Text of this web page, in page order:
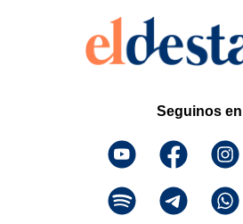
Seguinos en